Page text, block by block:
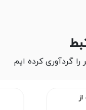
گردآوری کرده ایم